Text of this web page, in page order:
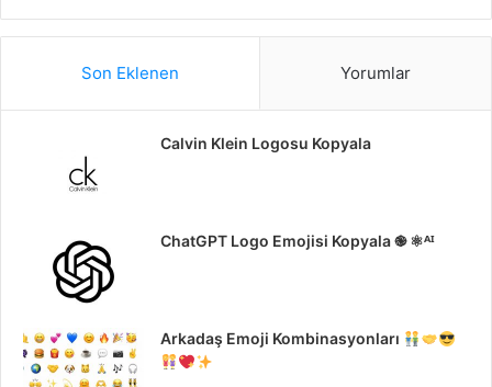
Son Eklenen Yorumlar
Calvin Klein Logosu Kopyala
ChatGPT Logo Emojisi Kopyala ֎ ⚛ᴬᴵ
Arkadaş Emoji Kombinasyonları